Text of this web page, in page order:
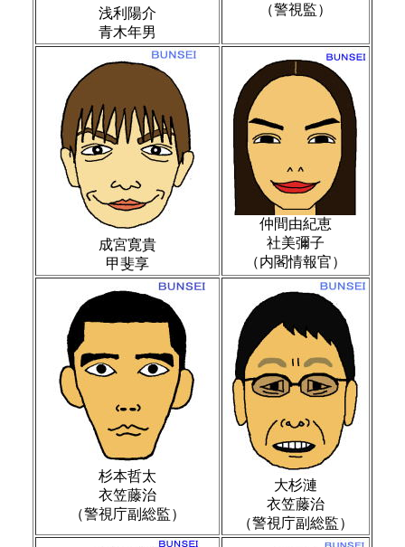
浅利陽介
青木年男
（警視監）
成宮寛貴
甲斐享
仲間由紀恵
社美彌子
（内閣情報官）
杉本哲太
衣笠藤治
（警視庁副総監）
大杉漣
衣笠藤治
（警視庁副総監）